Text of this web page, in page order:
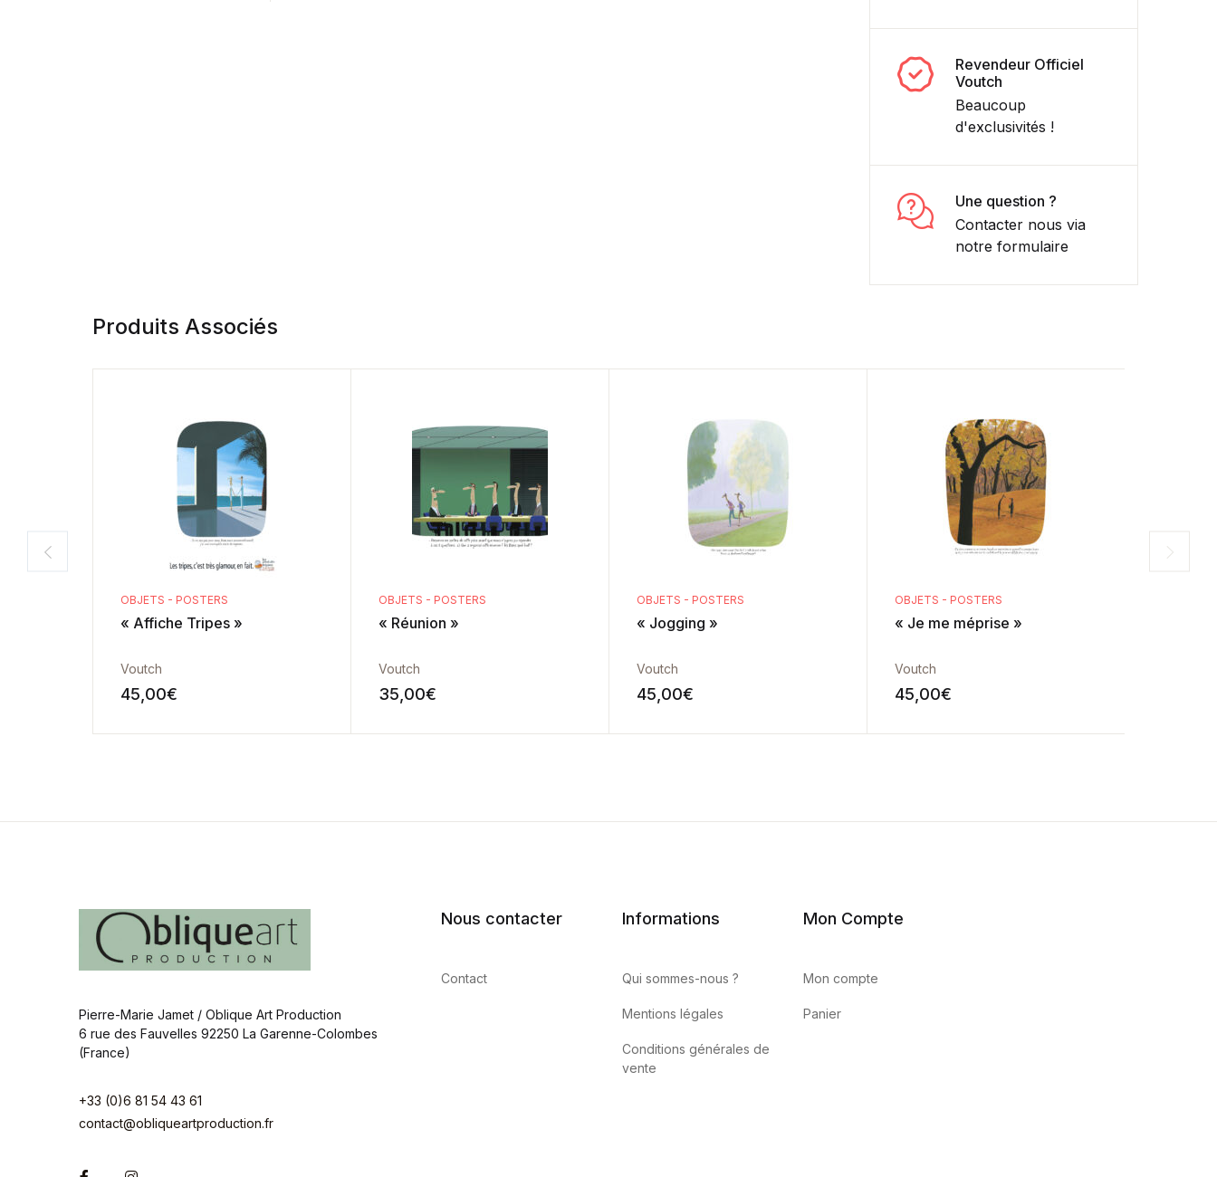
Revendeur Officiel
Voutch
Beaucoup
d'exclusivités !
Une question ?
Contacter nous via
notre formulaire
Produits Associés
OBJETS - POSTERS
« Affiche Tripes »
Voutch
45,00€
OBJETS - POSTERS
« Réunion »
Voutch
35,00€
OBJETS - POSTERS
« Jogging »
Voutch
45,00€
OBJETS - POSTERS
« Je me méprise »
Voutch
45,00€
Pierre-Marie Jamet / Oblique Art Production
6 rue des Fauvelles 92250 La Garenne-Colombes
(France)
+33 (0)6 81 54 43 61
contact@obliqueartproduction.fr
Nous contacter
Contact
Informations
Qui sommes-nous ?
Mentions légales
Conditions générales de
vente
Mon Compte
Mon compte
Panier